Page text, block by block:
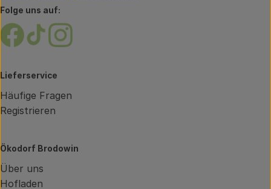
Folge uns auf:
Externer Link zu https://www.facebook.com/
Externer Link zu https://www.tiktok.com/
Externer Link zu https://
Lieferservice
Häufige Fragen
Registrieren
Ökodorf Brodowin
Über uns
Hofladen